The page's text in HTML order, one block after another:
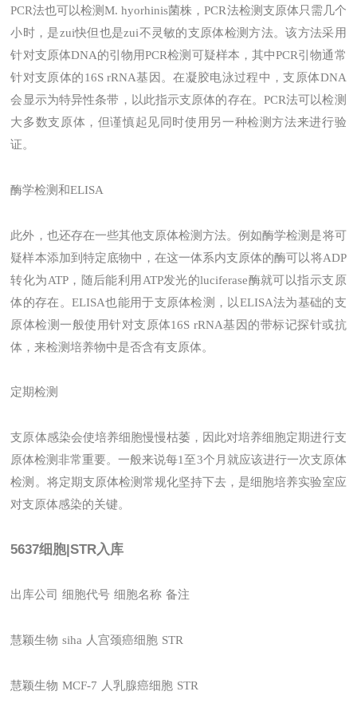
PCR法也可以检测M. hyorhinis菌株，PCR法检测支原体只需几个
小时，是zui快但也是zui不灵敏的支原体检测方法。该方法采用
针对支原体DNA的引物用PCR检测可疑样本，其中PCR引物通常
针对支原体的16S rRNA基因。在凝胶电泳过程中，支原体DNA
会显示为特异性条带，以此指示支原体的存在。PCR法可以检测
大多数支原体，但谨慎起见同时使用另一种检测方法来进行验
证。
酶学检测和ELISA
此外，也还存在一些其他支原体检测方法。例如酶学检测是将可
疑样本添加到特定底物中，在这一体系内支原体的酶可以将ADP
转化为ATP，随后能利用ATP发光的luciferase酶就可以指示支原
体的存在。ELISA也能用于支原体检测，以ELISA法为基础的支
原体检测一般使用针对支原体16S rRNA基因的带标记探针或抗
体，来检测培养物中是否含有支原体。
定期检测
支原体感染会使培养细胞慢慢枯萎，因此对培养细胞定期进行支
原体检测非常重要。一般来说每1至3个月就应该进行一次支原体
检测。将定期支原体检测常规化坚持下去，是细胞培养实验室应
对支原体感染的关键。
5637细胞|STR入库
出库公司 细胞代号 细胞名称 备注
慧颖生物 siha 人宫颈癌细胞 STR
慧颖生物 MCF-7 人乳腺癌细胞 STR